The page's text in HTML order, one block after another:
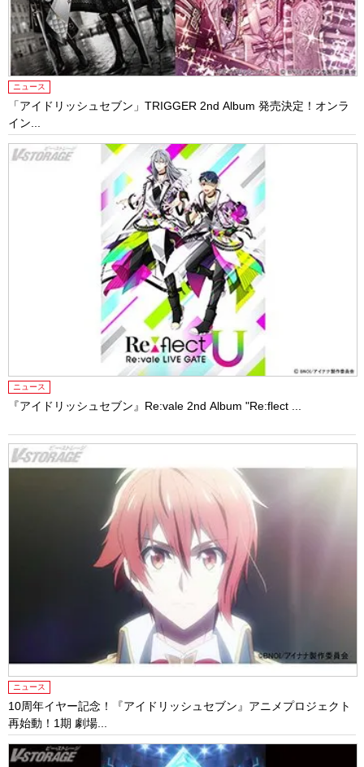
ニュース
「アイドリッシュセブン」TRIGGER 2nd Album 発売決定！オンラ
イン...
ニュース
『アイドリッシュセブン』Re:vale 2nd Album "Re:flect ...
ニュース
10周年イヤー記念！『アイドリッシュセブン』アニメプロジェクト
再始動！1期 劇場...